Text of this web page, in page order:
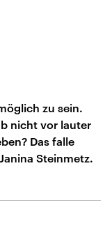
zu sein.
nicht vor lauter
Das falle
Steinmetz.